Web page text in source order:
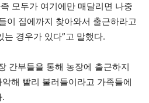
모두가 여기에만 매달리면 나중
이 집에까지 찾아와서 출근하라고
경우가 있다”고 말했다.
간부들을 통해 농장에 출근하지
해 빨리 불러들이라고 가족들에